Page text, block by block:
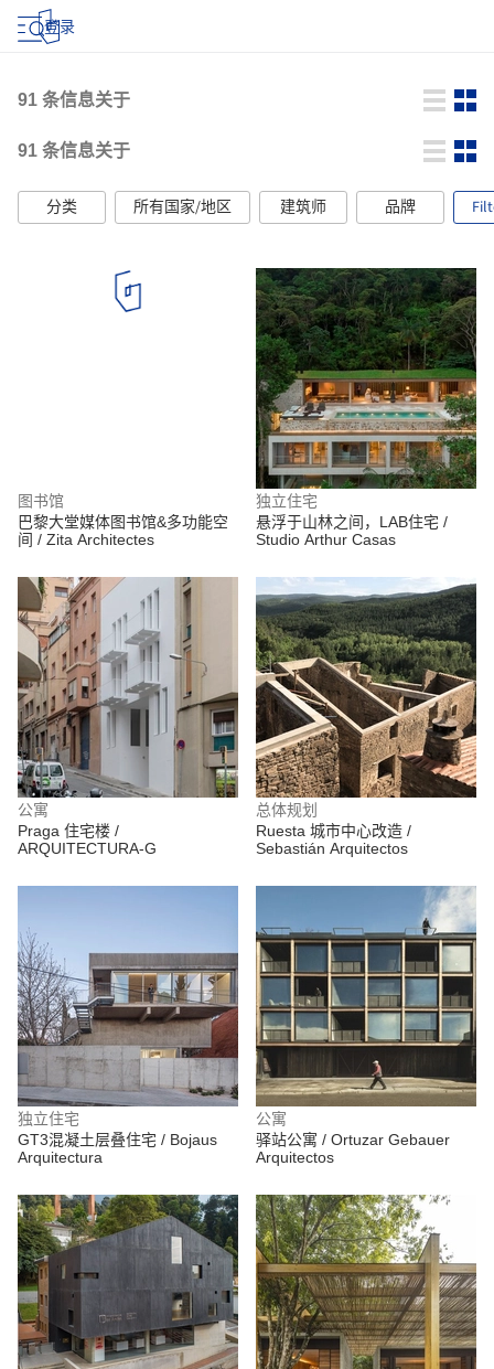
登录
91 条信息关于
91 条信息关于
分类 所有国家/地区 建筑师 品牌
图书馆
巴黎大堂媒体图书馆&多功能空
间 / Zita Architectes
独立住宅
悬浮于山林之间，LAB住宅 /
Studio Arthur Casas
公寓
Praga 住宅楼 /
ARQUITECTURA-G
总体规划
Ruesta 城市中心改造 /
Sebastián Arquitectos
独立住宅
GT3混凝土层叠住宅 / Bojaus
Arquitectura
公寓
驿站公寓 / Ortuzar Gebauer
Arquitectos